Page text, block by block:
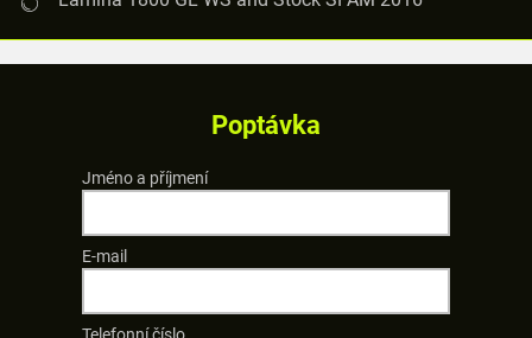
Poptávka
Jméno a příjmení
E-mail